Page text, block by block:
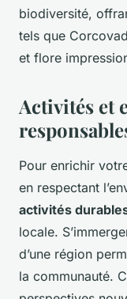
biodiversité,
tels que
et flore
Activités et
Pour enrichir
en respectant
activités
locale.
d’une région
la communauté.